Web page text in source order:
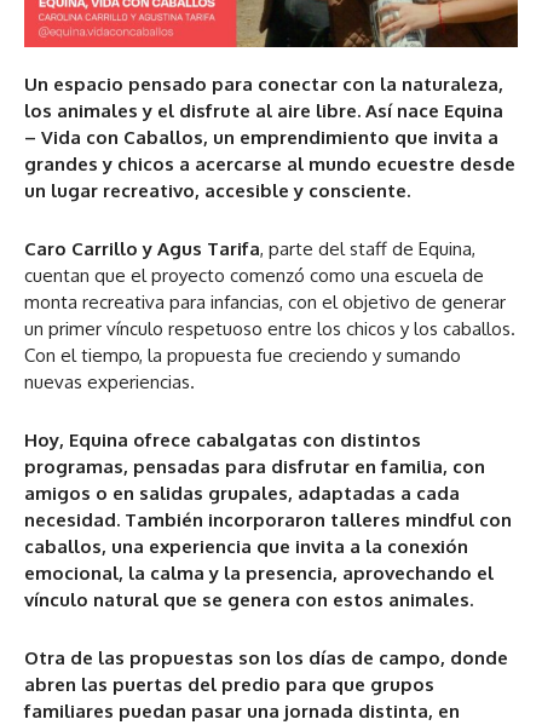
Un espacio pensado para conectar con la naturaleza,
los animales y el disfrute al aire libre. Así nace Equina
– Vida con Caballos, un emprendimiento que invita a
grandes y chicos a acercarse al mundo ecuestre desde
un lugar recreativo, accesible y consciente.
Caro Carrillo y Agus Tarifa, parte del staff de Equina,
cuentan que el proyecto comenzó como una escuela de
monta recreativa para infancias, con el objetivo de generar
un primer vínculo respetuoso entre los chicos y los caballos.
Con el tiempo, la propuesta fue creciendo y sumando
nuevas experiencias.
Hoy, Equina ofrece cabalgatas con distintos
programas, pensadas para disfrutar en familia, con
amigos o en salidas grupales, adaptadas a cada
necesidad. También incorporaron talleres mindful con
caballos, una experiencia que invita a la conexión
emocional, la calma y la presencia, aprovechando el
vínculo natural que se genera con estos animales.
Otra de las propuestas son los días de campo, donde
abren las puertas del predio para que grupos
familiares puedan pasar una jornada distinta, en